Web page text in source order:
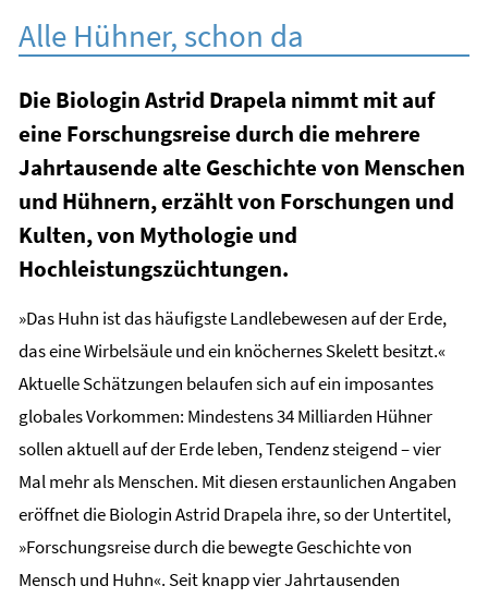
Alle Hühner, schon da
Die Biologin Astrid Drapela nimmt mit auf
eine Forschungsreise durch die mehrere
Jahrtausende alte Geschichte von Menschen
und Hühnern, erzählt von Forschungen und
Kulten, von Mythologie und
Hochleistungszüchtungen.
»Das Huhn ist das häufigste Landlebewesen auf der Erde,
das eine Wirbelsäule und ein knöchernes Skelett besitzt.«
Aktuelle Schätzungen belaufen sich auf ein imposantes
globales Vorkommen: Mindestens 34 Milliarden Hühner
sollen aktuell auf der Erde leben, Tendenz steigend – vier
Mal mehr als Menschen. Mit diesen erstaunlichen Angaben
eröffnet die Biologin Astrid Drapela ihre, so der Untertitel,
»Forschungsreise durch die bewegte Geschichte von
Mensch und Huhn«. Seit knapp vier Jahrtausenden